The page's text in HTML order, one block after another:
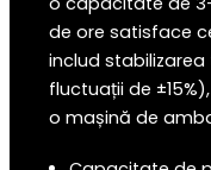
de ore satisface
includ stabilizarea
fluctuații de
o mașină de